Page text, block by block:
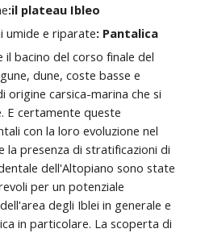
:il plateau Ibleo
umide e riparate: Pantalica
bacino del corso finale del
dune, coste basse e
carsica-marina che si
E certamente queste
con la loro evoluzione nel
la presenza di stratificazioni di
dell'Altopiano sono state
per un potenziale
degli Iblei in generale e
in particolare. La scoperta di